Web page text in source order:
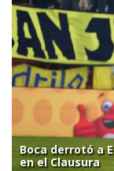
Boca derrotó a
en el Clausura